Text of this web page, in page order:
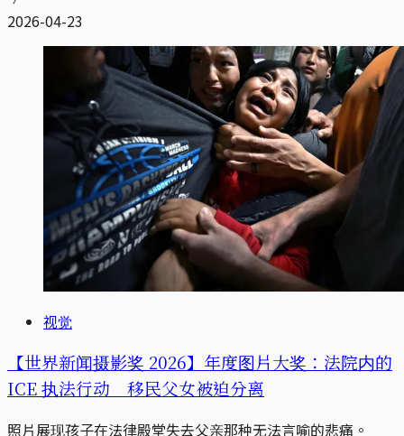
2026-04-23
视觉
【世界新闻摄影奖 2026】年度图片大奖：法院内的
ICE 执法行动 移民父女被迫分离
照片展现孩子​​在法律殿堂失去父亲那种无法言喻的悲痛。